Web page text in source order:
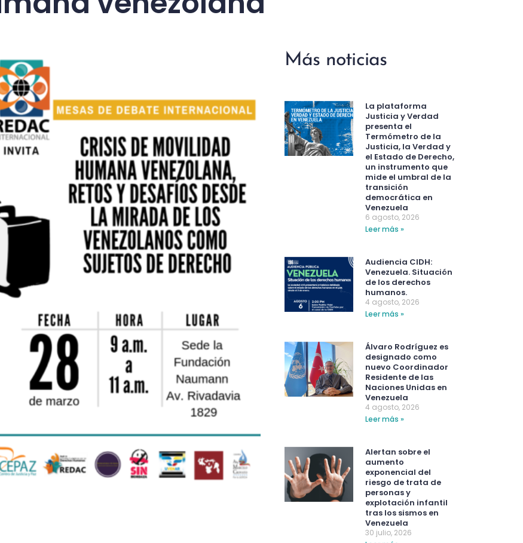
Más noticias
La plataforma
Justicia y Verdad
presenta el
Termómetro de la
Justicia, la Verdad y
el Estado de Derecho,
un instrumento que
mide el umbral de la
transición
democrática en
Venezuela
6 agosto, 2026
Leer más »
Audiencia CIDH:
Venezuela. Situación
de los derechos
humanos.
4 agosto, 2026
Leer más »
Álvaro Rodríguez es
designado como
nuevo Coordinador
Residente de las
Naciones Unidas en
Venezuela
4 agosto, 2026
Leer más »
Alertan sobre el
aumento
exponencial del
riesgo de trata de
personas y
explotación infantil
tras los sismos en
Venezuela
30 julio, 2026